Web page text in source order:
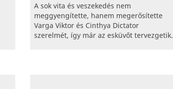
A sok vita és veszekedés nem
meggyengítette, hanem megerősítette
Varga Viktor és Cinthya Dictator
szerelmét, így már az esküvőt tervezgetik.